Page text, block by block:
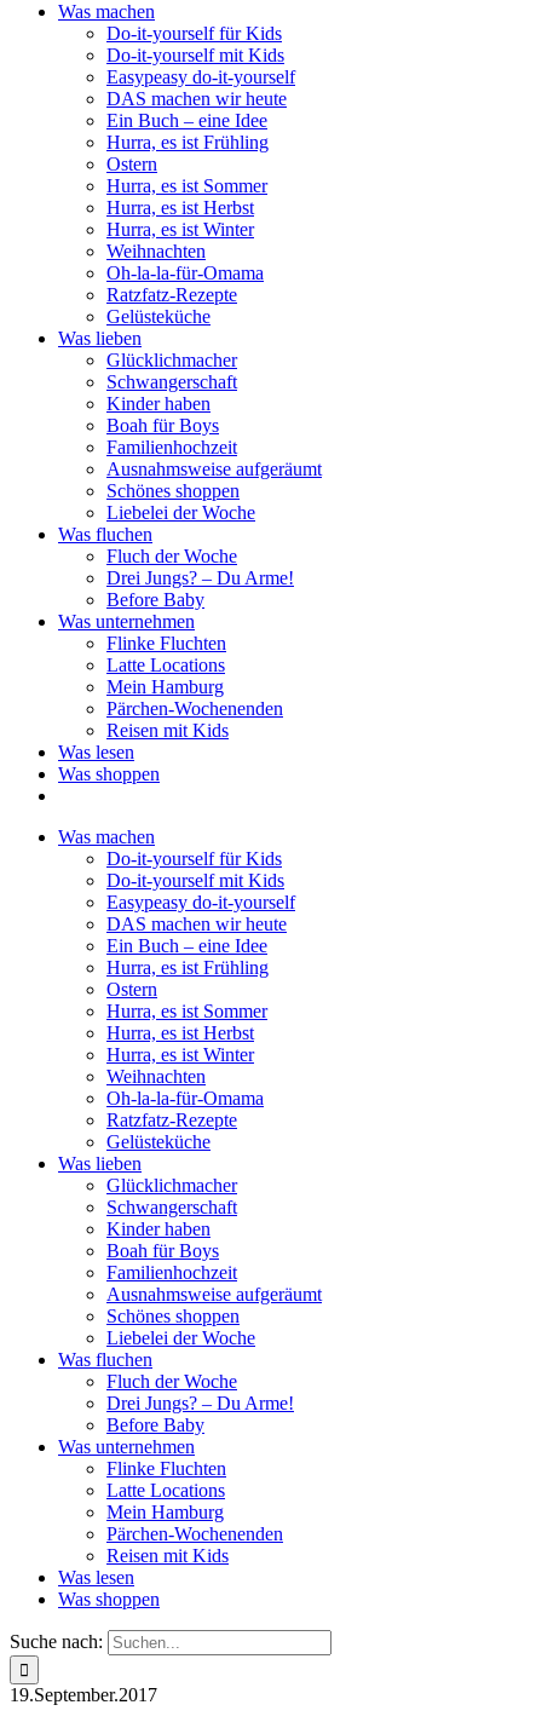
Was machen
Do-it-yourself für Kids
Do-it-yourself mit Kids
Easypeasy do-it-yourself
DAS machen wir heute
Ein Buch – eine Idee
Hurra, es ist Frühling
Ostern
Hurra, es ist Sommer
Hurra, es ist Herbst
Hurra, es ist Winter
Weihnachten
Oh-la-la-für-Omama
Ratzfatz-Rezepte
Gelüsteküche
Was lieben
Glücklichmacher
Schwangerschaft
Kinder haben
Boah für Boys
Familienhochzeit
Ausnahmsweise aufgeräumt
Schönes shoppen
Liebelei der Woche
Was fluchen
Fluch der Woche
Drei Jungs? – Du Arme!
Before Baby
Was unternehmen
Flinke Fluchten
Latte Locations
Mein Hamburg
Pärchen-Wochenenden
Reisen mit Kids
Was lesen
Was shoppen
Was machen
Do-it-yourself für Kids
Do-it-yourself mit Kids
Easypeasy do-it-yourself
DAS machen wir heute
Ein Buch – eine Idee
Hurra, es ist Frühling
Ostern
Hurra, es ist Sommer
Hurra, es ist Herbst
Hurra, es ist Winter
Weihnachten
Oh-la-la-für-Omama
Ratzfatz-Rezepte
Gelüsteküche
Was lieben
Glücklichmacher
Schwangerschaft
Kinder haben
Boah für Boys
Familienhochzeit
Ausnahmsweise aufgeräumt
Schönes shoppen
Liebelei der Woche
Was fluchen
Fluch der Woche
Drei Jungs? – Du Arme!
Before Baby
Was unternehmen
Flinke Fluchten
Latte Locations
Mein Hamburg
Pärchen-Wochenenden
Reisen mit Kids
Was lesen
Was shoppen
Suche nach:
19.September.2017